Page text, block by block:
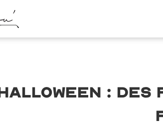
: des